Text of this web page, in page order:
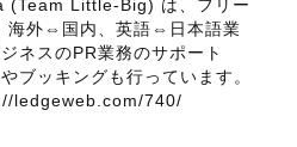
(Team Little-Big) は、フリー
海外⇔国内、英語⇔日本語業
ネスのPR業務のサポート
ブッキングも行っています。
ledgeweb.com/740/